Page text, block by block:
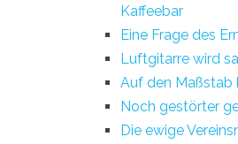
Kaffeebar
Eine Frage des
Luftgitarre wird
Auf den Maßstab
Noch gestörter
Die ewige